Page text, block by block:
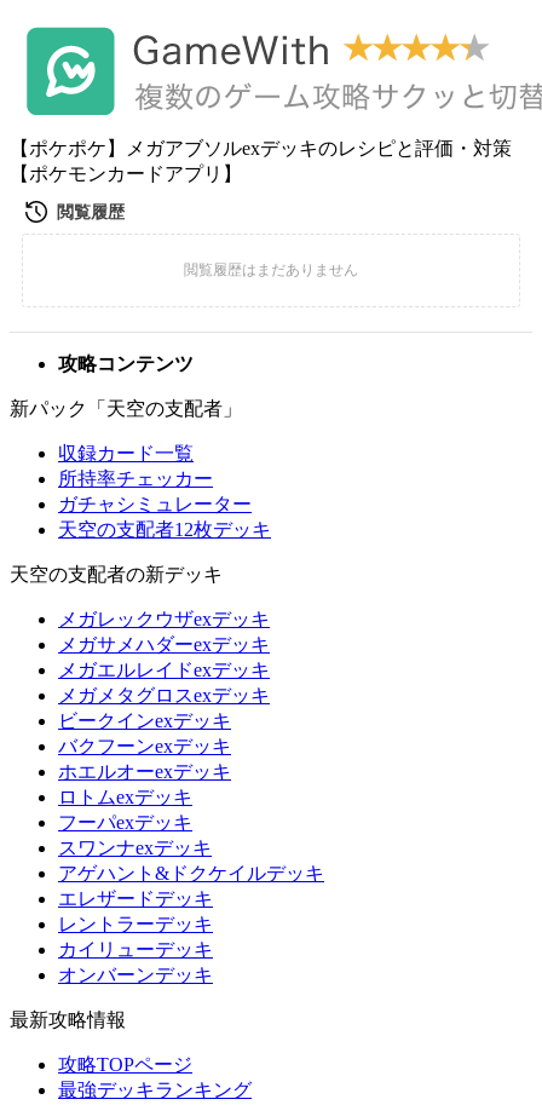
【ポケポケ】メガアブソルexデッキのレシピと評価・対策
【ポケモンカードアプリ】
攻略コンテンツ
新パック「天空の支配者」
収録カード一覧
所持率チェッカー
ガチャシミュレーター
天空の支配者12枚デッキ
天空の支配者の新デッキ
メガレックウザexデッキ
メガサメハダーexデッキ
メガエルレイドexデッキ
メガメタグロスexデッキ
ビークインexデッキ
バクフーンexデッキ
ホエルオーexデッキ
ロトムexデッキ
フーパexデッキ
スワンナexデッキ
アゲハント&ドクケイルデッキ
エレザードデッキ
レントラーデッキ
カイリューデッキ
オンバーンデッキ
最新攻略情報
攻略TOPページ
最強デッキランキング